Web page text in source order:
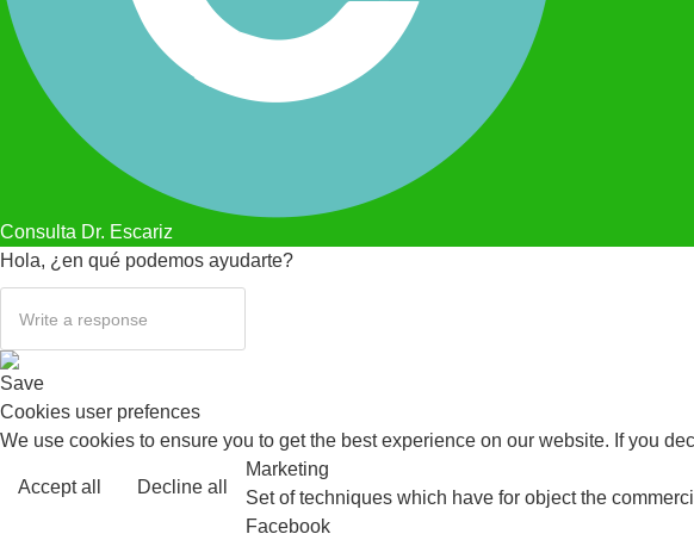
Consulta Dr. Escariz
Hola, ¿en qué podemos ayudarte?
Save
Cookies user prefences
We use cookies to ensure you to get the best experience on our website. If you
Accept all Decline all
Marketing
Set of techniques which have for object the
Facebook